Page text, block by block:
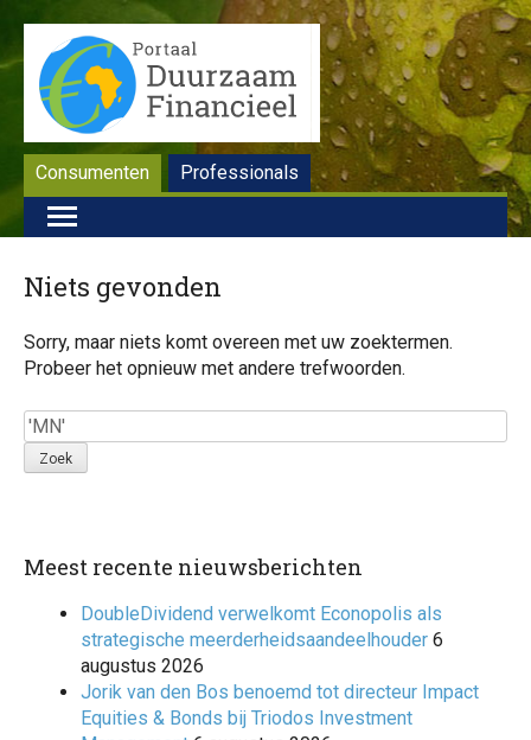
Consumenten Professionals
Niets gevonden
Sorry, maar niets komt overeen met uw zoektermen.
Probeer het opnieuw met andere trefwoorden.
Zoek
Meest recente nieuwsberichten
DoubleDividend verwelkomt Econopolis als
strategische meerderheidsaandeelhouder 6
augustus 2026
Jorik van den Bos benoemd tot directeur Impact
Equities & Bonds bij Triodos Investment